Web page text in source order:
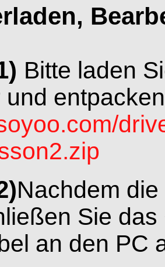
Bitte laden
und
Nachdem
Sie
an den PC